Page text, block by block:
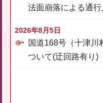
法面崩落による通
2026年8月5日
国道168号（十津川
ついて(迂回路有り)